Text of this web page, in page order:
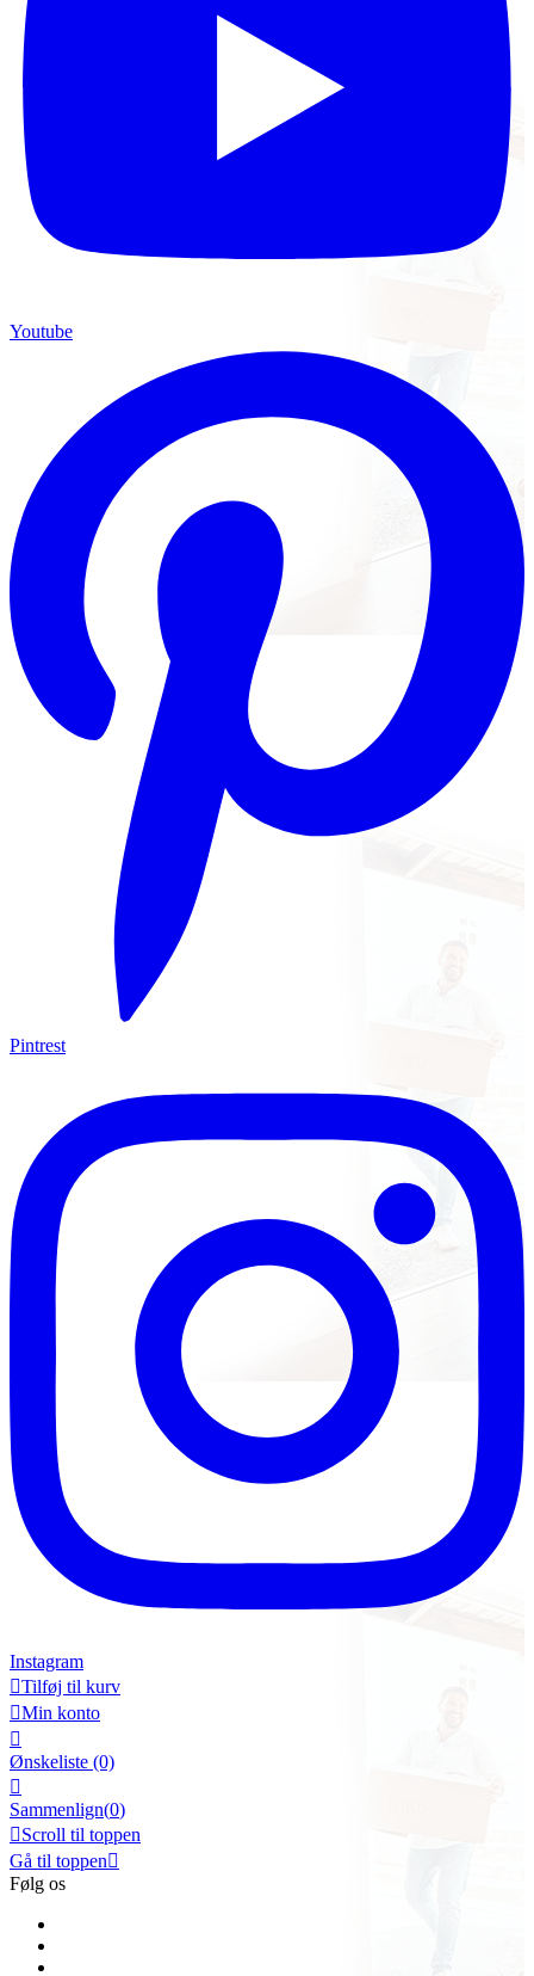
Youtube
Pintrest
Instagram
Tilføj til kurv
Min konto

Ønskeliste (0)

Sammenlign(0)
Scroll til toppen
Gå til toppen
Følg os